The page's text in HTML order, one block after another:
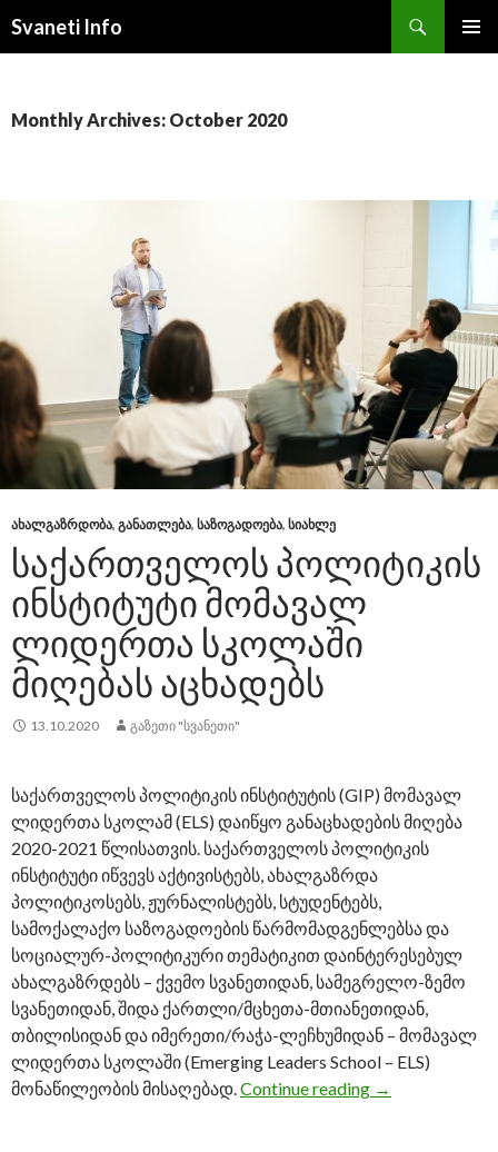
Svaneti Info
Monthly Archives: October 2020
ᲐᲮᲐᲚᲒᲐᲖᲠᲓᲝᲑᲐ, ᲒᲐᲜᲐᲗᲚᲔᲑᲐ, ᲡᲐᲖᲝᲒᲐᲓᲝᲔᲑᲐ, ᲡᲘᲐᲮᲚᲔ
ᲡᲐᲥᲐᲠᲗᲕᲔᲚᲝᲡ ᲞᲝᲚᲘᲢᲘᲙᲘᲡ
ᲘᲜᲡᲢᲘᲢᲣᲢᲘ ᲛᲝᲛᲐᲕᲐᲚ
ᲚᲘᲓᲔᲠᲗᲐ ᲡᲙᲝᲚᲐᲨᲘ
ᲛᲘᲦᲔᲑᲐᲡ ᲐᲪᲮᲐᲓᲔᲑᲡ
13.10.2020 ᲒᲐᲖᲔᲗᲘ "ᲡᲕᲐᲜᲔᲗᲘ"
საქართველოს პოლიტიკის ინსტიტუტის (GIP) მომავალ
ლიდერთა სკოლამ (ELS) დაიწყო განაცხადების მიღება
2020-2021 წლისათვის. საქართველოს პოლიტიკის
ინსტიტუტი იწვევს აქტივისტებს, ახალგაზრდა
პოლიტიკოსებს, ჟურნალისტებს, სტუდენტებს,
სამოქალაქო საზოგადოების წარმომადგენლებსა და
სოციალურ-პოლიტიკური თემატიკით დაინტერესებულ
ახალგაზრდებს – ქვემო სვანეთიდან, სამეგრელო-ზემო
სვანეთიდან, შიდა ქართლი/მცხეთა-მთიანეთიდან,
თბილისიდან და იმერეთი/რაჭა-ლეჩხუმიდან – მომავალ
ლიდერთა სკოლაში (Emerging Leaders School – ELS)
მონაწილეობის მისაღებად.Continue reading →